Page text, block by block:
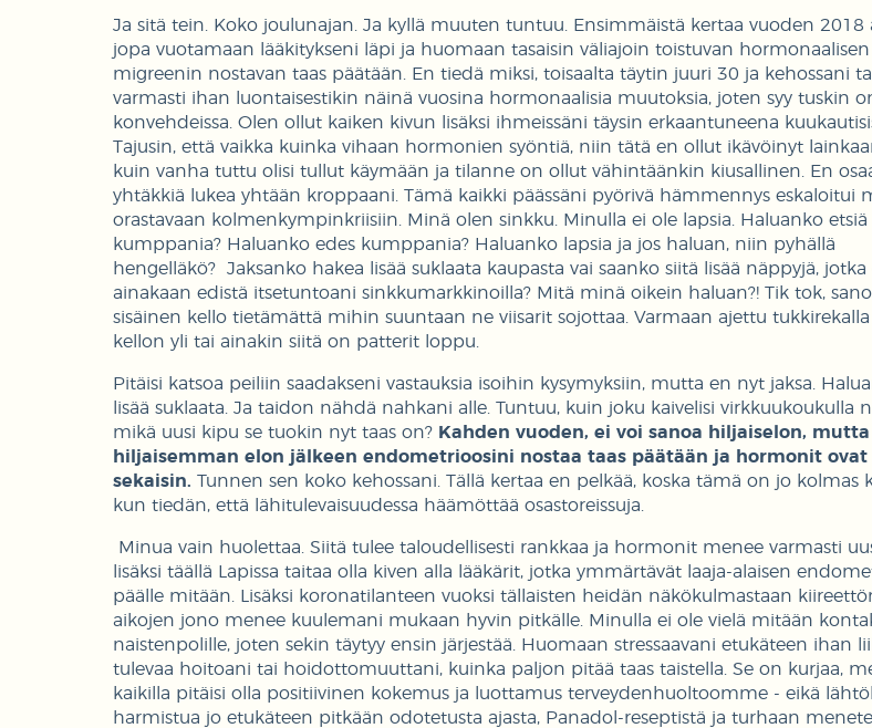
Ja sitä tein. Koko joulunajan. Ja kyllä muuten tuntuu. Ensimmäistä kertaa vuoden 2018
jopa vuotamaan lääkitykseni läpi ja huomaan tasaisin väliajoin toistuvan hormonaalisen
migreenin nostavan taas päätään. En tiedä miksi, toisaalta täytin juuri 30 ja kehossani
varmasti ihan luontaisestikin näinä vuosina hormonaalisia muutoksia, joten syy tuskin
konvehdeissa. Olen ollut kaiken kivun lisäksi ihmeissäni täysin erkaantuneena
Tajusin, että vaikka kuinka vihaan hormonien syöntiä, niin tätä en ollut ikävöinyt
kuin vanha tuttu olisi tullut käymään ja tilanne on ollut vähintäänkin kiusallinen. En
yhtäkkiä lukea yhtään kroppaani. Tämä kaikki päässäni pyörivä hämmennys eskaloitui
orastavaan kolmenkympinkriisiin. Minä olen sinkku. Minulla ei ole lapsia. Haluanko etsiä
kumppania? Haluanko edes kumppania? Haluanko lapsia ja jos haluan, niin pyhällä
hengelläkö? Jaksanko hakea lisää suklaata kaupasta vai saanko siitä lisää näppyjä, jotka
ainakaan edistä itsetuntoani sinkkumarkkinoilla? Mitä minä oikein haluan?! Tik tok,
sisäinen kello tietämättä mihin suuntaan ne viisarit sojottaa. Varmaan ajettu
kellon yli tai ainakin siitä on patterit loppu.
Pitäisi katsoa peiliin saadakseni vastauksia isoihin kysymyksiin, mutta en nyt jaksa.
lisää suklaata. Ja taidon nähdä nahkani alle. Tuntuu, kuin joku kaivelisi virkkuukoukulla
mikä uusi kipu se tuokin nyt taas on? Kahden vuoden, ei voi sanoa hiljaiselon, mutta
hiljaisemman elon jälkeen endometrioosini nostaa taas päätään ja hormonit ovat
sekaisin. Tunnen sen koko kehossani. Tällä kertaa en pelkää, koska tämä on jo kolmas
kun tiedän, että lähitulevaisuudessa häämöttää osastoreissuja.
Minua vain huolettaa. Siitä tulee taloudellisesti rankkaa ja hormonit menee varmasti
lisäksi täällä Lapissa taitaa olla kiven alla lääkärit, jotka ymmärtävät laaja-alaisen
päälle mitään. Lisäksi koronatilanteen vuoksi tällaisten heidän näkökulmastaan
aikojen jono menee kuulemani mukaan hyvin pitkälle. Minulla ei ole vielä mitään
naistenpolille, joten sekin täytyy ensin järjestää. Huomaan stressaavani etukäteen ihan
tulevaa hoitoani tai hoidottomuuttani, kuinka paljon pitää taas taistella. Se on kurjaa,
kaikilla pitäisi olla positiivinen kokemus ja luottamus terveydenhuoltoomme - eikä
harmistua jo etukäteen pitkään odotetusta ajasta, Panadol-reseptistä ja turhaan